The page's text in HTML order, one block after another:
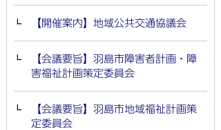
【開催案内】地域公共交通協議会
【会議要旨】羽島市障害者計画・障
害福祉計画策定委員会
【会議要旨】羽島市地域福祉計画策
定委員会